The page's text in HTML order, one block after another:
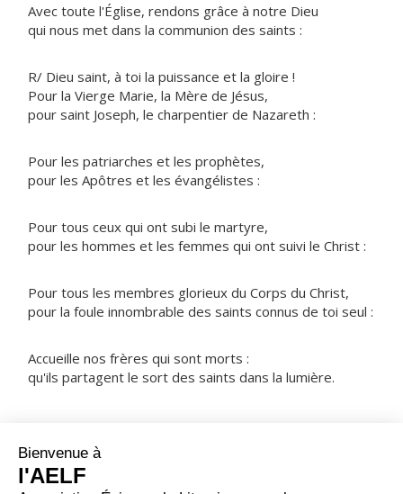
Avec toute l'Église, rendons grâce à notre Dieu
qui nous met dans la communion des saints :
R/ Dieu saint, à toi la puissance et la gloire !
Pour la Vierge Marie, la Mère de Jésus,
pour saint Joseph, le charpentier de Nazareth :
Pour les patriarches et les prophètes,
pour les Apôtres et les évangélistes :
Pour tous ceux qui ont subi le martyre,
pour les hommes et les femmes qui ont suivi le Christ :
Pour tous les membres glorieux du Corps du Christ,
pour la foule innombrable des saints connus de toi seul :
Accueille nos frères qui sont morts :
qu'ils partagent le sort des saints dans la lumière.
ORAISON